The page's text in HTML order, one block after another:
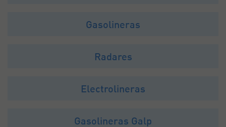
Gasolineras
Radares
Electrolineras
Gasolineras Galp